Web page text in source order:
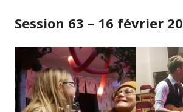
Session 63 – 16 février